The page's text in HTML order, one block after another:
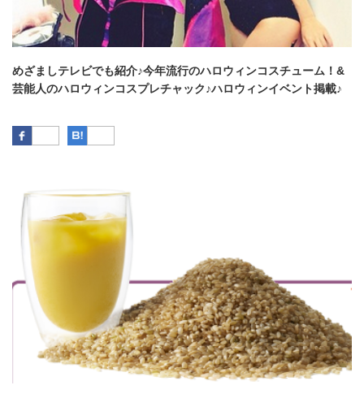
めざましテレビでも紹介♪今年流行のハロウィンコスチューム！&
芸能人のハロウィンコスプレチャック♪ハロウィンイベント掲載♪
Facebook